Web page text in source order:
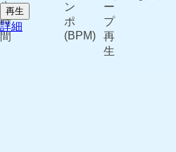
再生
詳細